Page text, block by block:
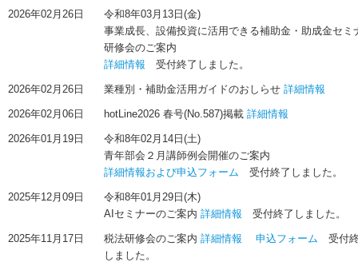
2026年02月26日
令和8年03月13日(金)
事業成長、設備投資に活用できる補助金・助成金セミ
研修会のご案内
詳細情報 受付終了しました。
2026年02月26日 業種別・補助金活用ガイドのおしらせ 詳細情報
2026年02月06日 hotLine2026 春号(No.587)掲載 詳細情報
2026年01月19日
令和8年02月14日(土)
青年部会２月講師例会開催のご案内
詳細情報および申込フォーム 受付終了しました。
2025年12月09日
令和8年01月29日(木)
AIセミナーのご案内 詳細情報 受付終了しました。
2025年11月17日 税法研修会のご案内 詳細情報 申込フォーム 受付
しました。